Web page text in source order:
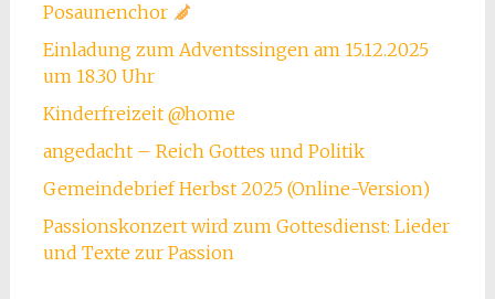
Posaunenchor
Einladung zum Adventssingen am 15.12.2025
um 18.30 Uhr
Kinderfreizeit @home
angedacht – Reich Gottes und Politik
Gemeindebrief Herbst 2025 (Online-Version)
Passionskonzert wird zum Gottesdienst: Lieder
und Texte zur Passion